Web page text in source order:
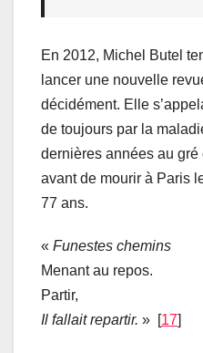
En 2012, Michel Butel
lancer une nouvelle
décidément. Elle
de toujours par la
dernières années au gré
avant de mourir à Paris
77 ans.
« Funestes chemins
Menant au repos.
Partir,
Il fallaitrepartir. » [17]